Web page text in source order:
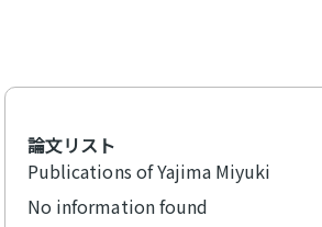
論文リスト
Publications of Yajima Miyuki
No information found